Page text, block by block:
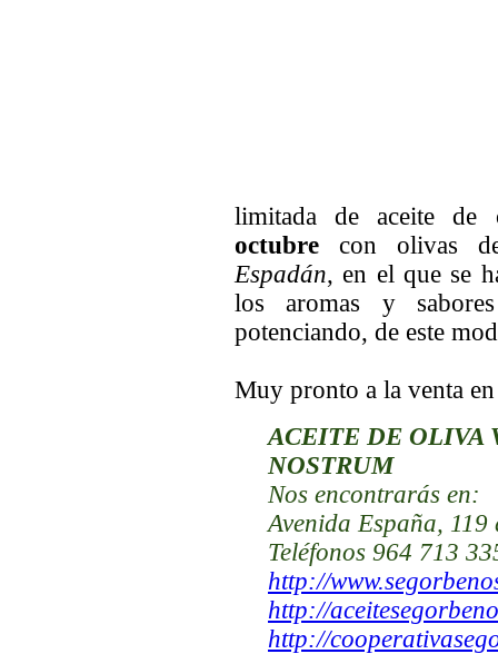
limitada de aceite
octubre con olivas
Espadán, en el que se
los aromas y
potenciando, de este
Muy pronto a la venta
ACEITE DE OLIVA
NOSTRUM
Nos encontrarás en:
Avenida España,
Teléfonos 964 713
http://
http://
http://